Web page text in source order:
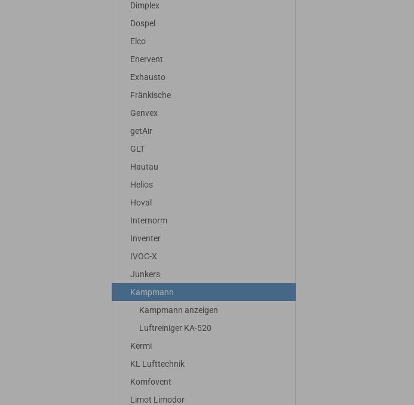
Dimplex
Dospel
Elco
Enervent
Exhausto
Fränkische
Genvex
getAir
GLT
Hautau
Helios
Hoval
Internorm
Inventer
IVOC-X
Junkers
Kampmann
Kampmann anzeigen
Luftreiniger KA-520
Kermi
KL Lufttechnik
Komfovent
Limot Limodor